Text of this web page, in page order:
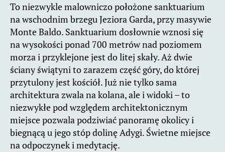
To niezwykle malowniczo położone sanktuarium
na wschodnim brzegu Jeziora Garda, przy masywie
Monte Baldo. Sanktuarium dosłownie wznosi się
na wysokości ponad 700 metrów nad poziomem
morza i przyklejone jest do litej skały. Aż dwie
ściany świątyni to zarazem część góry, do której
przytulony jest kościół. Już nie tylko sama
architektura zwala na kolana, ale i widoki – to
niezwykłe pod względem architektonicznym
miejsce pozwala podziwiać panoramę okolicy i
biegnącą u jego stóp dolinę Adygi. Świetne miejsce
na odpoczynek i medytację.